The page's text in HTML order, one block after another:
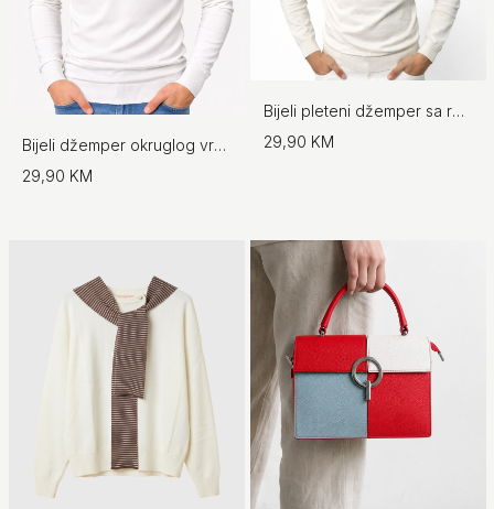
Bijeli džemper okruglog vrata
29,90 KM
Bijeli pleteni džemper sa rolkom
29,90 KM